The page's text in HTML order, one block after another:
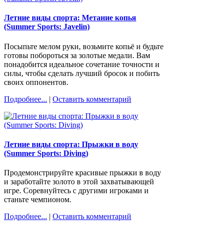
Летние виды спорта: Метание копья
(Summer Sports: Javelin)
Посыпьте мелом руки, возьмите копьё и будьте
готовы побороться за золотые медали. Вам
понадобится идеальное сочетание точности и
силы, чтобы сделать лучший бросок и побить
своих оппонентов.
Подробнее... | Оставить комментарий
Летние виды спорта: Прыжки в воду
(Summer Sports: Diving)
Продемонстрируйте красивые прыжки в воду
и заработайте золото в этой захватывающей
игре. Соревнуйтесь с другими игроками и
станьте чемпионом.
Подробнее... | Оставить комментарий